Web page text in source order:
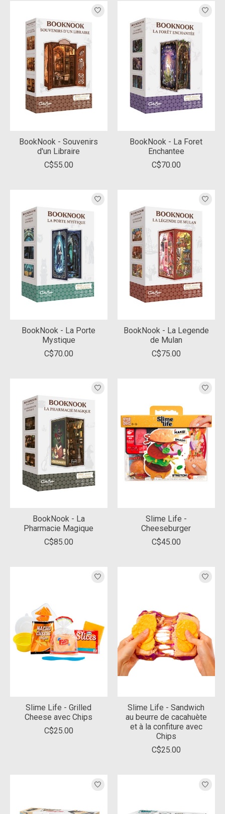
BookNook - Souvenirs
d'un Libraire
C$55.00
BookNook - La Foret
Enchantee
C$70.00
BookNook - La Porte
Mystique
C$70.00
BookNook - La Legende
de Mulan
C$75.00
BookNook - La
Pharmacie Magique
C$85.00
Slime Life -
Cheeseburger
C$45.00
Slime Life - Grilled
Cheese avec Chips
C$25.00
Slime Life - Sandwich
au beurre de cacahuète
et à la confiture avec
Chips
C$25.00